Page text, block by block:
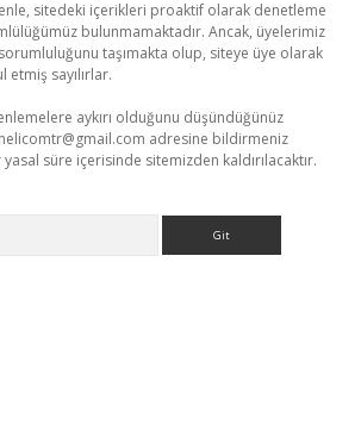
sitedeki içerikleri proaktif olarak denetleme
bulunmamaktadır. Ancak, üyelerimiz
taşımakta olup, siteye üye olarak
sayılırlar.
aykırı olduğunu düşündüğünüz
adresine bildirmeniz
süre içerisinde sitemizden kaldırılacaktır.